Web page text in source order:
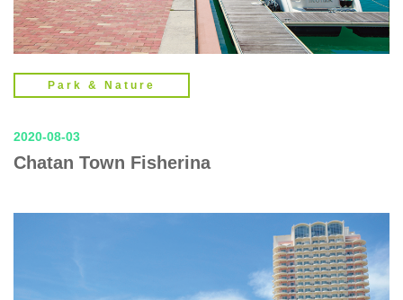
Park & Nature
2020-08-03
Chatan Town Fisherina